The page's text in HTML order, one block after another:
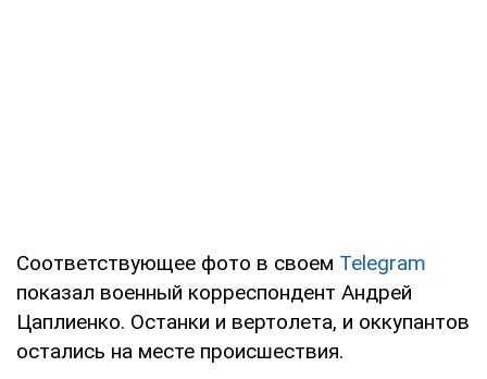
Соответствующее фото в своем Telegram
показал военный корреспондент Андрей
Цаплиенко. Останки и вертолета, и оккупантов
остались на месте происшествия.